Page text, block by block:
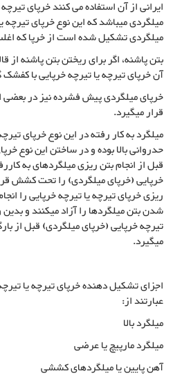
ایرانی از آن استفاده می کنند خرپای
میلگردی میباشد که این نوع خرپای تیرچه
میلگردی تشکیل شده است از خرپا که
بتن پاشنه، اگر برای ریختن بتن پاشنه از
آن خرپای تیرچه یا تیرچه خرپایی با
خرپای میلگردی پیش فشرده نیز در بعضی
قرار میگیرد.
میلگرد به کار رفته در این نوع خرپای
حدروانی بالا بوده و در ساختن این نوع
قبل از انجام بتن ریزی میلگردهای به
خرپایی (خرپای میلگردی) را تحت کشش
ریزی خرپای تیرچه یا تیرچه خرپایی را
شدن بتن میلگردها را آزاد میکنند و
تیرچه خرپایی (خرپای میلگردی) قبل از
میگیرد.
اجزای تشکیل دهنده خرپای تیرچه یا
عبارتند از:
میلگرد بالا
میلگرد مارپیچ یا عرضی
آهن پایین یا میلگردهای کششی